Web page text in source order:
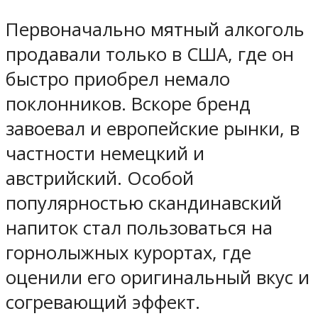
Первоначально мятный алкоголь
продавали только в США, где он
быстро приобрел немало
поклонников. Вскоре бренд
завоевал и европейские рынки, в
частности немецкий и
австрийский. Особой
популярностью скандинавский
напиток стал пользоваться на
горнолыжных курортах, где
оценили его оригинальный вкус и
согревающий эффект.